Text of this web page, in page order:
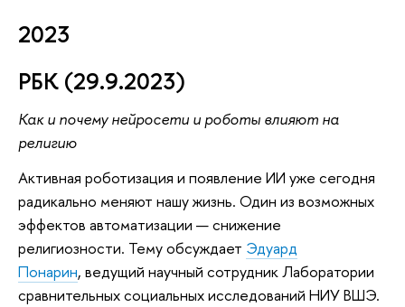
2023
РБК (29.9.2023)
Как и почему нейросети и роботы влияют на
религию
Активная роботизация и появление ИИ уже сегодня
радикально меняют нашу жизнь. Один из возможных
эффектов автоматизации — снижение
религиозности. Тему обсуждает Эдуард
Понарин, ведущий научный сотрудник Лаборатории
сравнительных социальных исследований НИУ ВШЭ.